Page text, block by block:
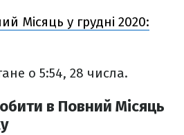
Місяць у грудні 2020:
о 5:54, 28 числа.
в Повний Місяць